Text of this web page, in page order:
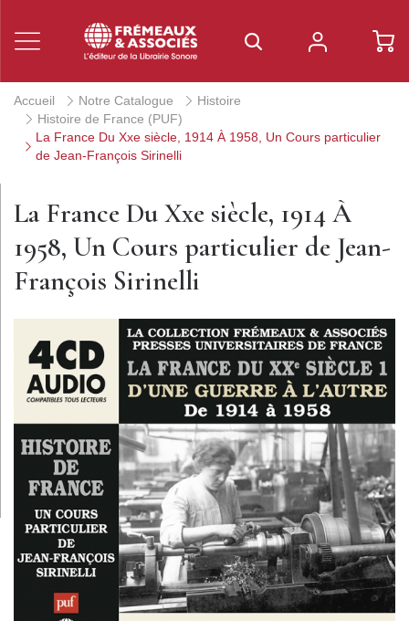
Accueil Notre Catalogue
Histoire
Histoire de France (PUF)
La France Du Xxe siècle, 1914 À 1958, Un Cours particulier
de Jean-François Sirinelli
La France Du Xxe siècle, 1914 À
1958, Un Cours particulier de Jean-
François Sirinelli